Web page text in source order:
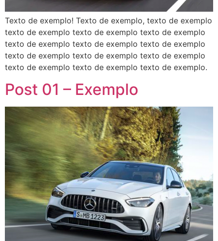
Texto de exemplo! Texto de exemplo, texto de exemplo
texto de exemplo texto de exemplo texto de exemplo
texto de exemplo texto de exemplo texto de exemplo
texto de exemplo texto de exemplo texto de exemplo
texto de exemplo texto de exemplo texto de exemplo.
Post 01 – Exemplo